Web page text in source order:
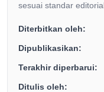
sesuai standar
Diterbitkan oleh:
Dipublikasikan:
Terakhir diperbarui:
Ditulis oleh: